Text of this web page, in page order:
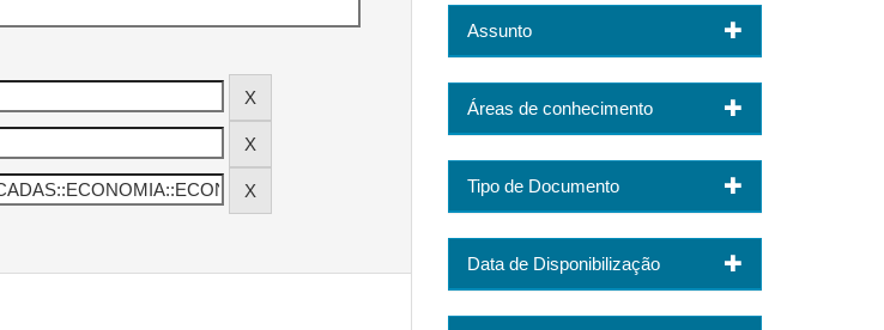
Assunto
Áreas de conhecimento
Tipo de Documento
Data de Disponibilização